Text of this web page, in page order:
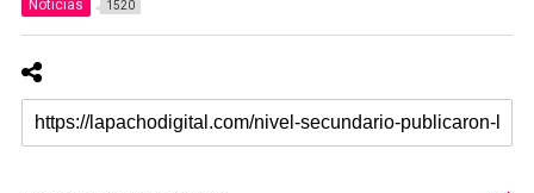
Noticias 1520